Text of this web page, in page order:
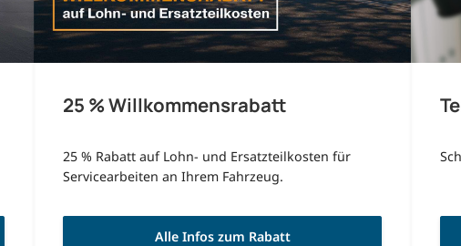
25 % Willkommensrabatt
25 % Rabatt auf Lohn- und Ersatzteilkosten für
Servicearbeiten an Ihrem Fahrzeug.
Alle Infos zum Rabatt